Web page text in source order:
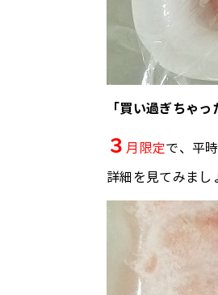
「買い過ぎちゃ
３ 月限定で、平
詳細を見てみまし